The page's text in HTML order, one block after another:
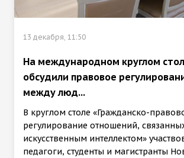
13 декабря, 11:50
На международном круглом
обсудили правовое
между люд...
В круглом столе «Гражданско-
регулирование отношений,
искусственным интеллектом»
педагоги, студенты и магистранты